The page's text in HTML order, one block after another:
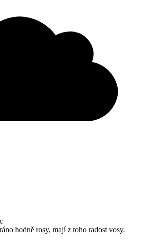
hodně rosy, mají z toho radost vosy.